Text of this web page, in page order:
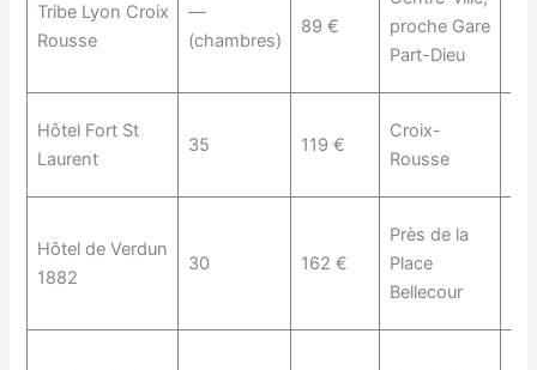
Tribe Lyon Croix
Rousse
—
(chambres)
89 €
proche Gare
Part-Dieu
Hôtel Fort St
Laurent
35 119 €
Croix-
Rousse
Hôtel de Verdun
1882
30 162 €
Près de la
Place
Bellecour